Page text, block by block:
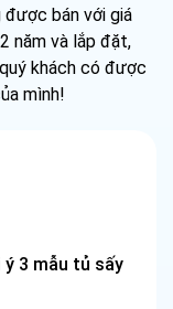
bán với giá
năm và lắp đặt,
khách có được
mình!
3 mẫu tủ sấy